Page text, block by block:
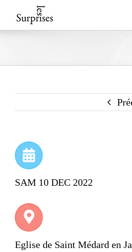
to
SAM 10 DEC 2022
Eglise de Saint Médard en